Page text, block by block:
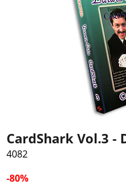
CardShark Vol.3 -
4082
-80%